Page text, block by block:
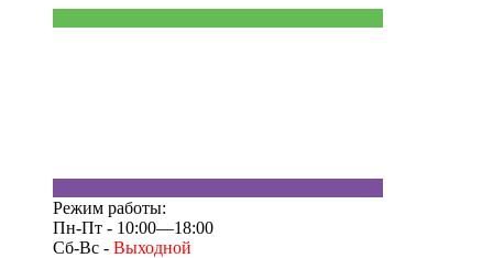
Режим работы:
Пн-Пт - 10:00—18:00
Сб-Вс - Выходной